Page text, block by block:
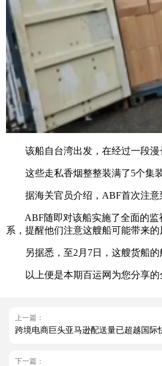
该船自台湾出发，在经过一段漫长
这些走私香烟整整装满了5个集装
据海关官员介绍，ABF首次注意到
ABF随即对该船实施了全面的监
系，提醒他们注意这艘船可能带来的
另据悉，至2月7日，这艘货船的船
以上便是本期百运网为您分享的
上一篇：
跨境电商巨头亚马逊配送量已超越国际
下一篇：